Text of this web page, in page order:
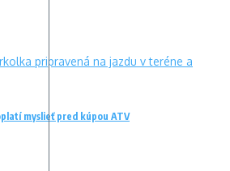
myslieť pred kúpou ATV